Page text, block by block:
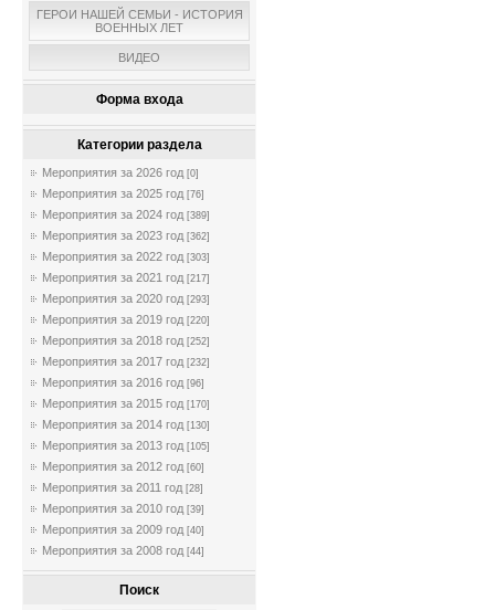
ГЕРОИ НАШЕЙ СЕМЬИ - ИСТОРИЯ
ВОЕННЫХ ЛЕТ
ВИДЕО
Форма входа
Категории раздела
Мероприятия за 2026 год [0]
Мероприятия за 2025 год [76]
Мероприятия за 2024 год [389]
Мероприятия за 2023 год [362]
Мероприятия за 2022 год [303]
Мероприятия за 2021 год [217]
Мероприятия за 2020 год [293]
Мероприятия за 2019 год [220]
Мероприятия за 2018 год [252]
Мероприятия за 2017 год [232]
Мероприятия за 2016 год [96]
Мероприятия за 2015 год [170]
Мероприятия за 2014 год [130]
Мероприятия за 2013 год [105]
Мероприятия за 2012 год [60]
Мероприятия за 2011 год [28]
Мероприятия за 2010 год [39]
Мероприятия за 2009 год [40]
Мероприятия за 2008 год [44]
Поиск